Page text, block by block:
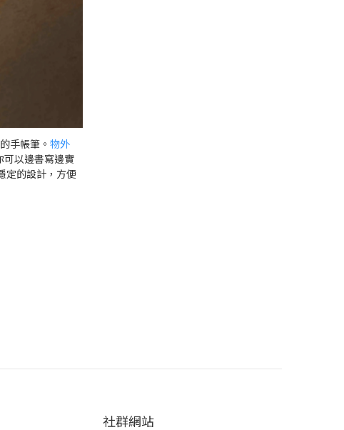
手帳筆。 物外
可以邊書寫邊實
定的設計，方便
社群網站